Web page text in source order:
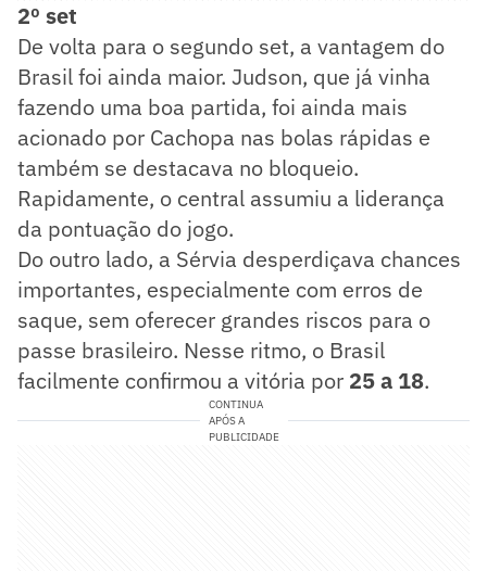
2º set
De volta para o segundo set, a vantagem do
Brasil foi ainda maior. Judson, que já vinha
fazendo uma boa partida, foi ainda mais
acionado por Cachopa nas bolas rápidas e
também se destacava no bloqueio.
Rapidamente, o central assumiu a liderança
da pontuação do jogo.
Do outro lado, a Sérvia desperdiçava chances
importantes, especialmente com erros de
saque, sem oferecer grandes riscos para o
passe brasileiro. Nesse ritmo, o Brasil
facilmente confirmou a vitória por 25 a 18.
CONTINUA
APÓS A
PUBLICIDADE